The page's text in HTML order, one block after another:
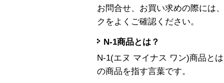
お問合せ、お買い求めの際には
クをよくご確認ください。
N-1商品とは？
N-1(エヌ マイナス ワン)商品と
の商品を指す言葉です。